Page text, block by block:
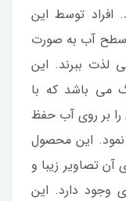
افراد توسط این
سطح آب به صورت
لذت ببرند. این
می باشد که با
را بر روی آب حفظ
نمود. این محصول
آن تصاویر زیبا و
وجود دارد. این